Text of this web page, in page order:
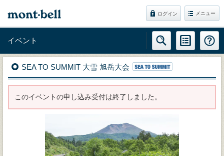
ログイン メニュー
イベント
SEA TO SUMMIT 大雪 旭岳大会
このイベントの申し込み受付は終了しました。